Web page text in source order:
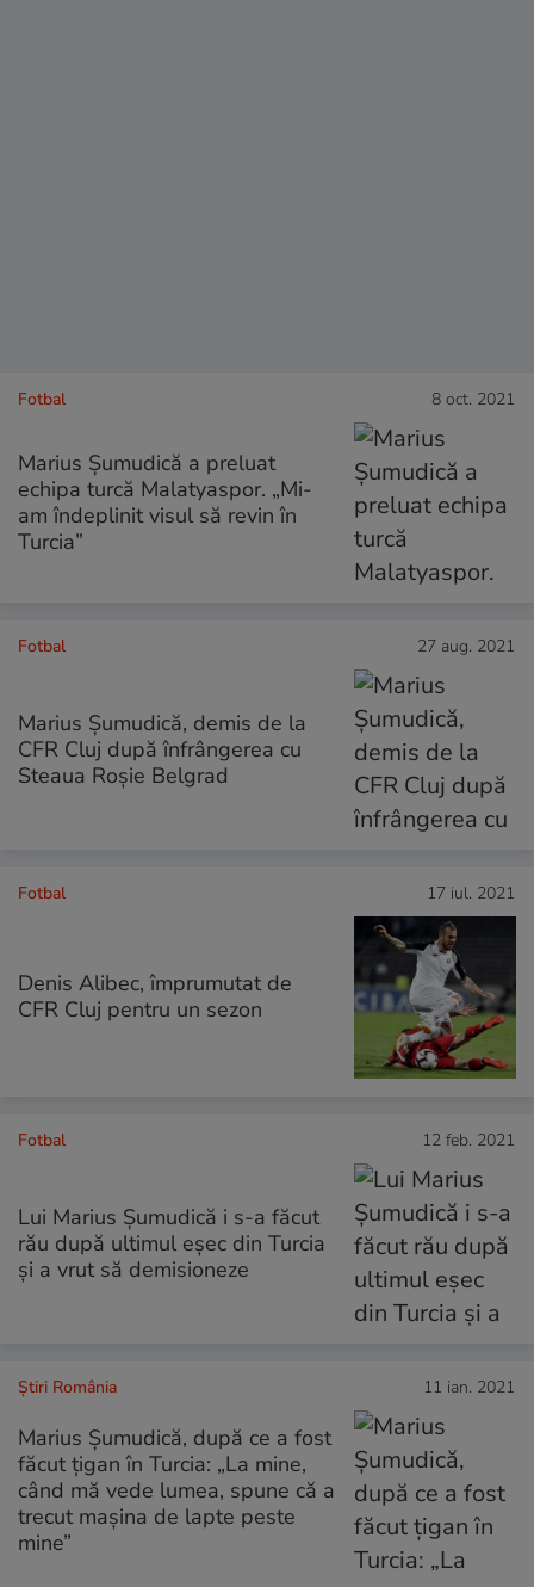
Fotbal 8 oct. 2021
Marius Șumudică a preluat
echipa turcă Malatyaspor. „Mi-
am îndeplinit visul să revin în
Turcia”
Fotbal 27 aug. 2021
Marius Șumudică, demis de la
CFR Cluj după înfrângerea cu
Steaua Roșie Belgrad
Fotbal 17 iul. 2021
Denis Alibec, împrumutat de
CFR Cluj pentru un sezon
Fotbal 12 feb. 2021
Lui Marius Șumudică i s-a făcut
rău după ultimul eșec din Turcia
și a vrut să demisioneze
Știri România 11 ian. 2021
Marius Şumudică, după ce a fost
făcut ţigan în Turcia: „La mine,
când mă vede lumea, spune că a
trecut maşina de lapte peste
mine”